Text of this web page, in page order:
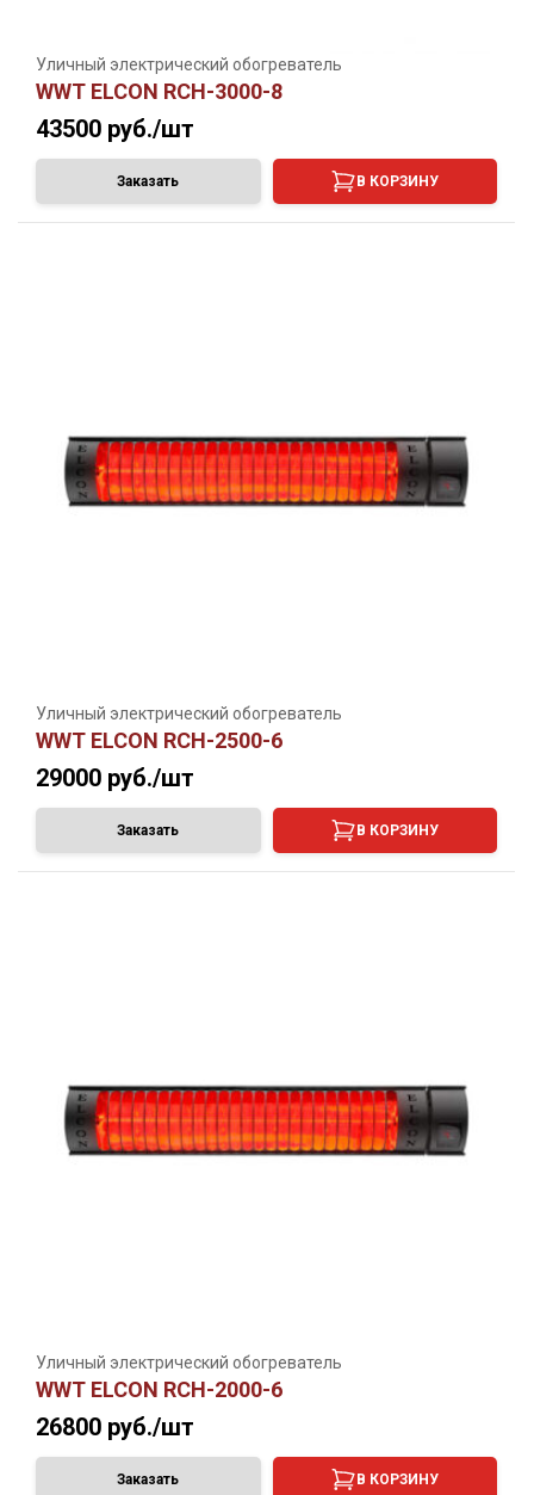
Уличный электрический обогреватель
WWT ELCON RCH-3000-8
43500 руб./шт
Заказать В КОРЗИНУ
Уличный электрический обогреватель
WWT ELCON RCH-2500-6
29000 руб./шт
Заказать В КОРЗИНУ
Уличный электрический обогреватель
WWT ELCON RCH-2000-6
26800 руб./шт
Заказать В КОРЗИНУ